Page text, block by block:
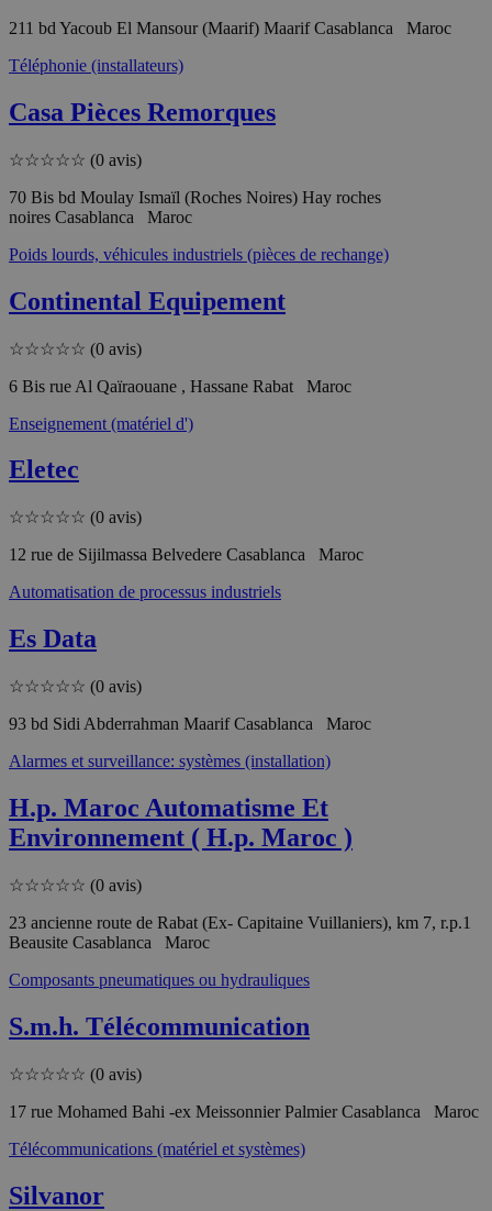
211 bd Yacoub El Mansour (Maarif) Maarif Casablanca Maroc
Téléphonie (installateurs)
Casa Pièces Remorques
☆☆☆☆☆ (0 avis)
70 Bis bd Moulay Ismaïl (Roches Noires) Hay roches
noires Casablanca Maroc
Poids lourds, véhicules industriels (pièces de rechange)
Continental Equipement
☆☆☆☆☆ (0 avis)
6 Bis rue Al Qaïraouane , Hassane Rabat Maroc
Enseignement (matériel d')
Eletec
☆☆☆☆☆ (0 avis)
12 rue de Sijilmassa Belvedere Casablanca Maroc
Automatisation de processus industriels
Es Data
☆☆☆☆☆ (0 avis)
93 bd Sidi Abderrahman Maarif Casablanca Maroc
Alarmes et surveillance: systèmes (installation)
H.p. Maroc Automatisme Et
Environnement ( H.p. Maroc )
☆☆☆☆☆ (0 avis)
23 ancienne route de Rabat (Ex- Capitaine Vuillaniers), km 7, r.p.1
Beausite Casablanca Maroc
Composants pneumatiques ou hydrauliques
S.m.h. Télécommunication
☆☆☆☆☆ (0 avis)
17 rue Mohamed Bahi -ex Meissonnier Palmier Casablanca Maroc
Télécommunications (matériel et systèmes)
Silvanor